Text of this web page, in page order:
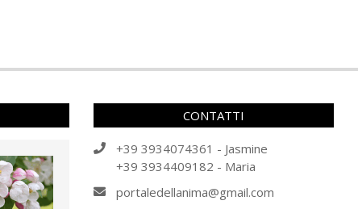
CONTATTI
+39 3934074361 - Jasmine
+39 3934409182 - Maria
portaledellanima@gmail.com